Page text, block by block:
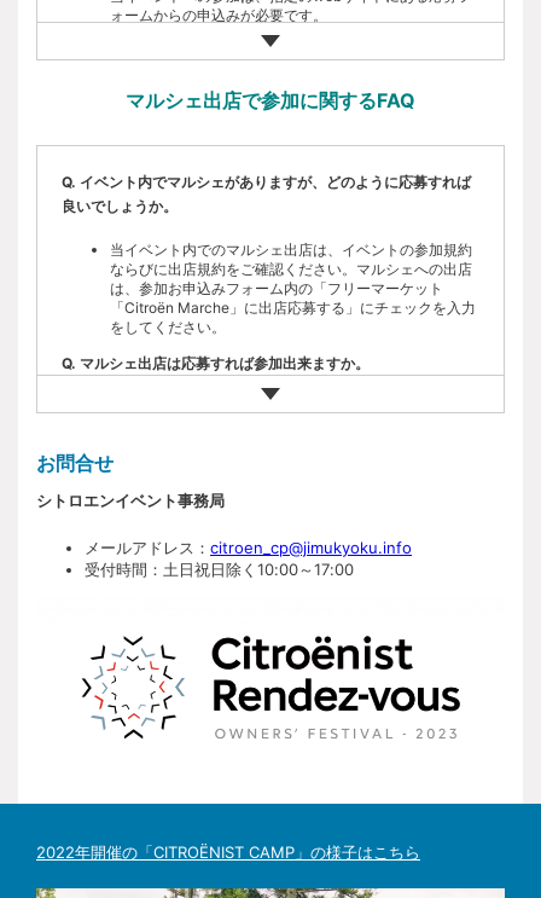
ォームからの申込みが必要です。
Q. イベントは応募申し込みをすれば参加出来ますか。
事前応募のうえ参加者の確定は抽選により決定となりま
す。
Q. 参加決定はどのように確認すればよいですか。
抽選結果の発表は、発表日に当選者へ参加確定メールを
お送りいたします。そちらをご確認ください。
Q. イベントへの参加費用はありますか？
当イベントの参加料は無料です。
Q. イベントの参加に伴い、どのような費用が掛かりますか。
会場内における飲食物、販売物には料金が必要です。当
イベントへの参加に伴う会場までの交通費や宿泊費など
は参加者各自のご負担です。
イベントは、基本的には雨天決行になります、但し事前
の予告なく、運営上の事情、荒天、天災、疫病などの不
場合があります。またその場合に開催延期の予定はあり
ません。
会場内駐車場は、車種や年式により区画を分けて駐車い
ただきます。駐車区画や集合時間の制限などは、参加確
定メールをご確認ください。
Q. イベント参加で、その他の条件はありますか。
参加規約や参加要項、参加の注意事項をご確認くださ
い。
マルシェ出店で参加に関するFAQ
Q. イベント内でマルシェがありますが、どのように応募すれば
良いでしょうか。
当イベント内でのマルシェ出店は、イベントの参加規約
ならびに出店規約をご確認ください。マルシェへの出店
は、参加お申込みフォーム内の「フリーマーケット
「Citroën Marche」に出店応募する」にチェックを入力
をしてください。
Q. マルシェ出店は応募すれば参加出来ますか。
参加者の確定は抽選により決定します。抽選結果の発表
の場合はどのようになりますか。
落選した場合でも当イベント自体への参加を希望する方
は、参加お申込みフォーム内の｢出店抽選に落選してもイ
がありますか。
イベントは雨天決行ですが、天候が出店に支障をきたす
場合もあるので、出店の判断は各自で行ってください。
断または中止する場合があります。またその場合に開催
お問合せ
シトロエンイベント事務局
メールアドレス： citroen_cp@jimukyoku.info
受付時間：土日祝日除く10:00～17:00
2022年開催の「CITROËNIST CAMP」の様子はこちら